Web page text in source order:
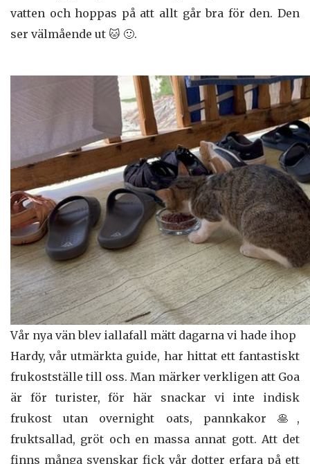
vatten och hoppas på att allt går bra för den. Den
ser välmående ut 🐱 🙂.
Vår nya vän blev iallafall mätt dagarna vi hade ihop
Hardy, vår utmärkta guide, har hittat ett fantastiskt
frukostställe till oss. Man märker verkligen att Goa
är för turister, för här snackar vi inte indisk
frukost utan overnight oats, pannkakor 🥞,
fruktsallad, gröt och en massa annat gott. Att det
finns många svenskar fick vår dotter erfara på ett